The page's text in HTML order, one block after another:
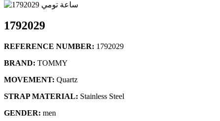
1792029
REFERENCE NUMBER: 1792029
BRAND: TOMMY
MOVEMENT: Quartz
STRAP MATERIAL: Stainless Steel
GENDER: men